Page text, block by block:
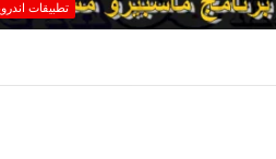
تطبيقات